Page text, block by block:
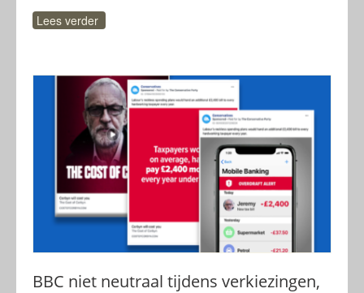
Lees verder
BBC niet neutraal tijdens verkiezingen,